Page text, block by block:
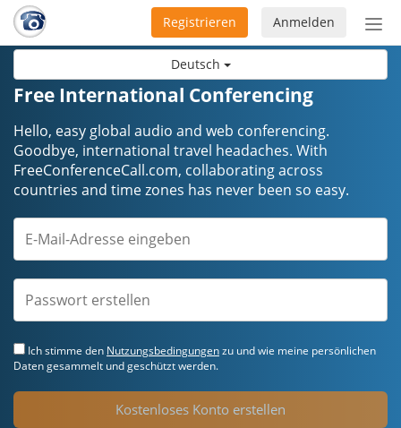
Deutsch
Anmelden
Registrieren
Free International Conferencing
Hello, easy global audio and web conferencing.
Goodbye, international travel headaches. ​​​​​​​With
FreeConferenceCall.com, collaborating across
countries and time zones has never been so easy.
Ich stimme den Nutzungsbedingungenzu und wie meine persönlichen
Daten gesammelt und geschützt werden.
Kostenloses Konto erstellen